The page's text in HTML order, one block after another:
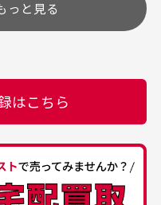
品をありがとうござい
す。
イト上にて告知させて
すか？
除されますのでご注意
弊社に入荷した時点
っと見る
はこちら